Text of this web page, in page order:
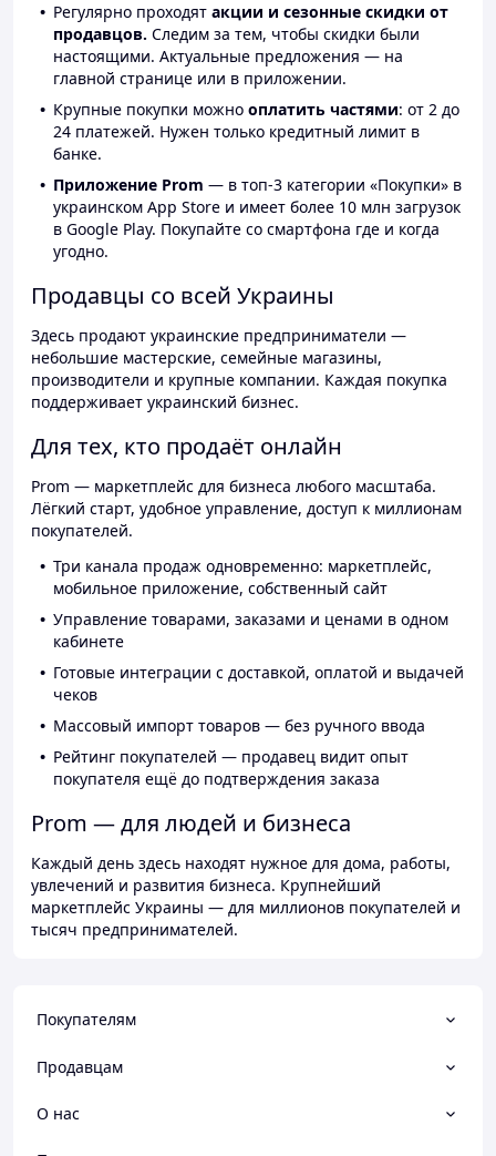
Регулярно проходят акции и сезонные скидки от
продавцов. Следим за тем, чтобы скидки были
настоящими. Актуальные предложения — на
главной странице или в приложении.
Крупные покупки можно оплатить частями: от 2 до
24 платежей. Нужен только кредитный лимит в
банке.
Приложение Prom — в топ-3 категории «Покупки» в
украинском App Store и имеет более 10 млн загрузок
в Google Play. Покупайте со смартфона где и когда
угодно.
Продавцы со всей Украины
Здесь продают украинские предприниматели —
небольшие мастерские, семейные магазины,
производители и крупные компании. Каждая покупка
поддерживает украинский бизнес.
Для тех, кто продаёт онлайн
Prom — маркетплейс для бизнеса любого масштаба.
Лёгкий старт, удобное управление, доступ к миллионам
покупателей.
Три канала продаж одновременно: маркетплейс,
мобильное приложение, собственный сайт
Управление товарами, заказами и ценами в одном
кабинете
Готовые интеграции с доставкой, оплатой и выдачей
чеков
Массовый импорт товаров — без ручного ввода
Рейтинг покупателей — продавец видит опыт
покупателя ещё до подтверждения заказа
Prom — для людей и бизнеса
Каждый день здесь находят нужное для дома, работы,
увлечений и развития бизнеса. Крупнейший
маркетплейс Украины — для миллионов покупателей и
тысяч предпринимателей.
Покупателям
Продавцам
О нас